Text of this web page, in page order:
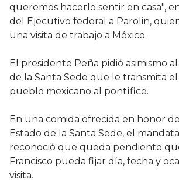
queremos hacerlo sentir en casa",
del Ejecutivo federal a Parolin,
una visita de trabajo a México.
El presidente Peña pidió asimismo
de la Santa Sede que le transmita el
pueblo mexicano al pontífice.
En una comida ofrecida en honor
Estado de la Santa Sede, el
reconoció que queda pendiente
Francisco pueda fijar día, fecha y
visita.